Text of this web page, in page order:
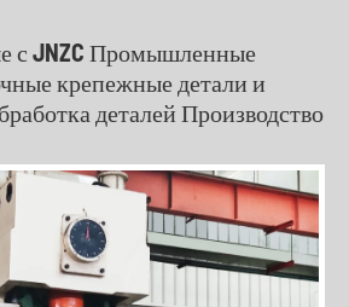
с JNZC Промышленные
крепежные детали и
деталей Производство